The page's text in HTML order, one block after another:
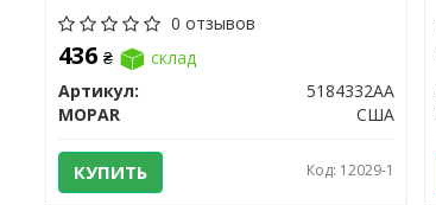
0 отзывов
436 ₴
склад
Артикул:
5184332AA
MOPAR
США
КУПИТЬ Код: 12029-1